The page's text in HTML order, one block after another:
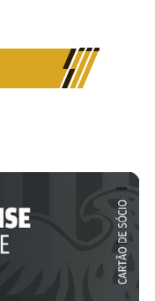
de Estômbar
1
Portimonense
de Estômbar